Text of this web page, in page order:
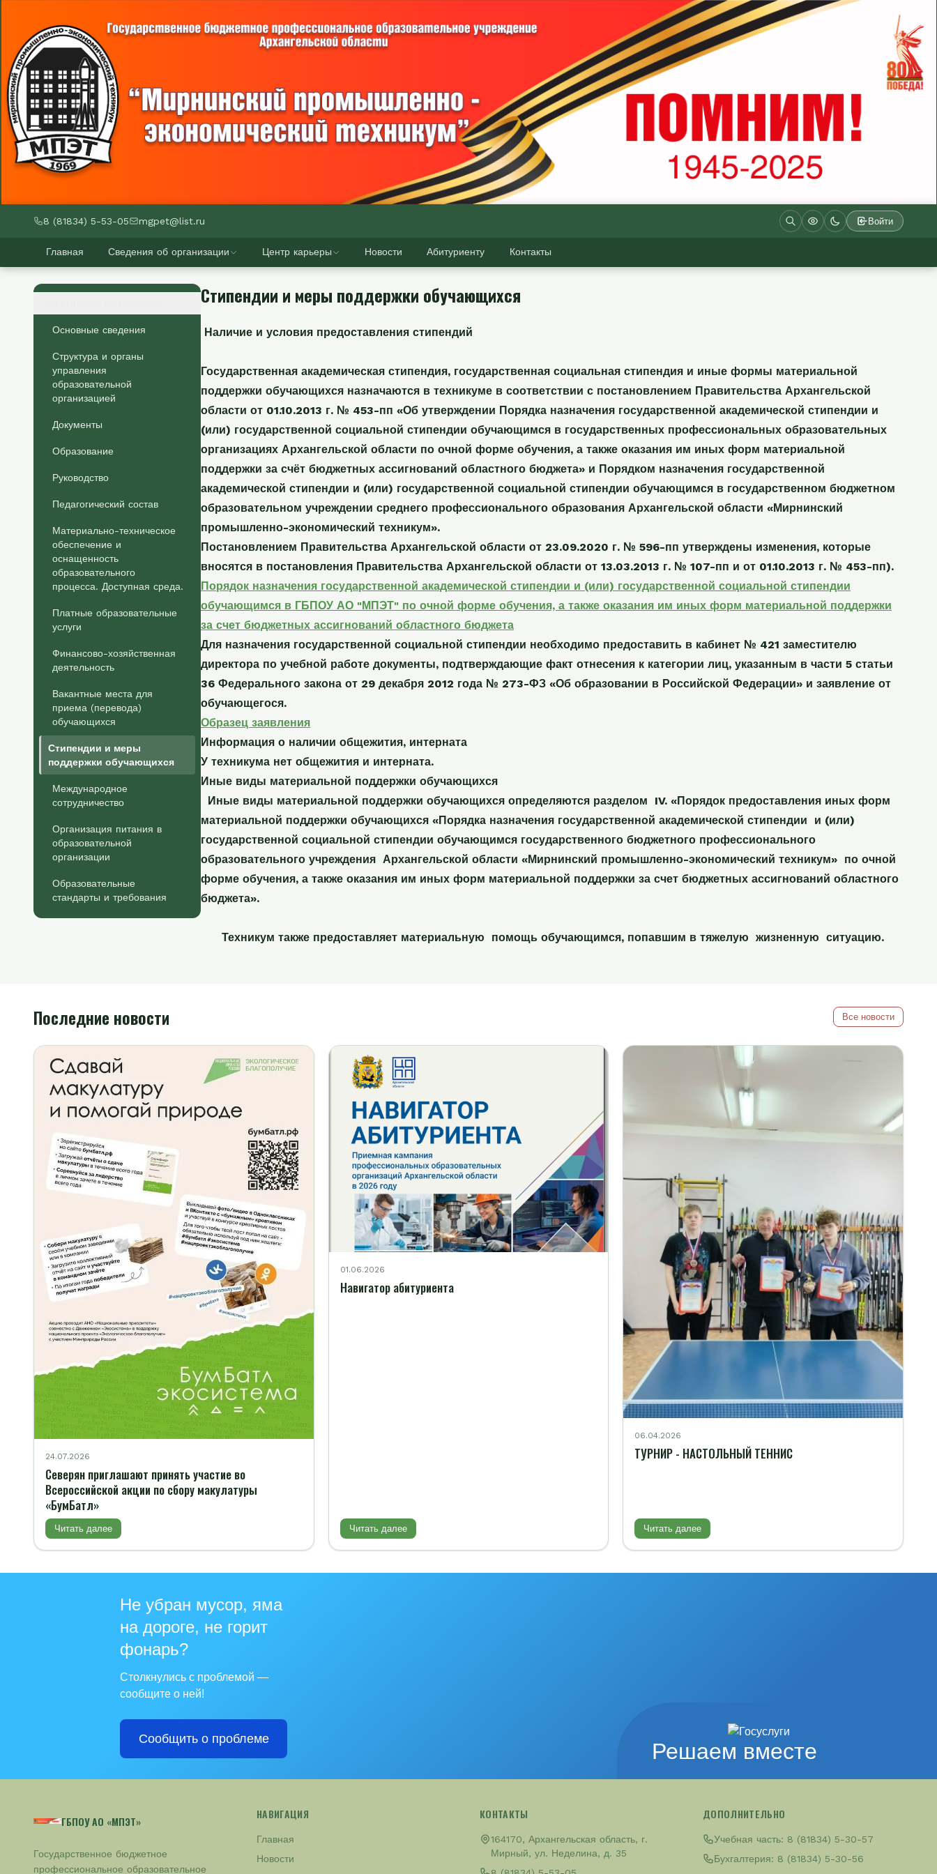
8 (81834) 5-53-05 mgpet@list.ru Войти
Главная Сведения об организации Центр карьеры Новости Абитуриенту Контакты
Основные сведения
Структура и органы
управления
образовательной
организацией
Документы
Образование
Руководство
Педагогический состав
Материально-техническое
обеспечение и
оснащенность
образовательного
процесса. Доступная среда.
Платные образовательные
услуги
Финансово-хозяйственная
деятельность
Вакантные места для
приема (перевода)
обучающихся
Стипендии и меры
поддержки обучающихся
Международное
сотрудничество
Организация питания в
образовательной
организации
Образовательные
стандарты и требования
Стипендии и меры поддержки обучающихся
Наличие и условия предоставления стипендий
Государственная академическая стипендия, государственная социальная стипендия и иные формы материальной
поддержки обучающихся назначаются в техникуме в соответствии с постановлением Правительства Архангельской
области от 01.10.2013 г. № 453-пп «Об утверждении Порядка назначения государственной академической стипендии и
(или) государственной социальной стипендии обучающимся в государственных профессиональных образовательных
организациях Архангельской области по очной форме обучения, а также оказания им иных форм материальной
поддержки за счёт бюджетных ассигнований областного бюджета» и Порядком назначения государственной
академической стипендии и (или) государственной социальной стипендии обучающимся в государственном бюджетном
образовательном учреждении среднего профессионального образования Архангельской области «Мирнинский
промышленно-экономический техникум».
Постановлением Правительства Архангельской области от 23.09.2020 г. № 596-пп утверждены изменения, которые
вносятся в постановления Правительства Архангельской области от 13.03.2013 г. № 107-пп и от 01.10.2013 г. № 453-пп).
Порядок назначения государственной академической стипендии и (или) государственной социальной стипендии
обучающимся в ГБПОУ АО "МПЭТ" по очной форме обучения, а также оказания им иных форм материальной поддержки
за счет бюджетных ассигнований областного бюджета
Для назначения государственной социальной стипендии необходимо предоставить в кабинет № 421 заместителю
директора по учебной работе документы, подтверждающие факт отнесения к категории лиц, указанным в части 5 статьи
36 Федерального закона от 29 декабря 2012 года № 273-ФЗ «Об образовании в Российской Федерации» и заявление от
обучающегося.
Образец заявления
Информация о наличии общежития, интерната
У техникума нет общежития и интерната.
Иные виды материальной поддержки обучающихся
Иные виды материальной поддержки обучающихся определяются разделом IV. «Порядок предоставления иных форм
материальной поддержки обучающихся «Порядка назначения государственной академической стипендии и (или)
государственной социальной стипендии обучающимся государственного бюджетного профессионального
образовательного учреждения Архангельской области «Мирнинский промышленно-экономический техникум» по очной
форме обучения, а также оказания им иных форм материальной поддержки за счет бюджетных ассигнований областного
бюджета».
Техникум также предоставляет материальную помощь обучающимся, попавшим в тяжелую жизненную ситуацию.
Последние новости Все новости
24.07.2026
Северян приглашают принять участие во
Всероссийской акции по сбору макулатуры
«БумБатл»
Читать далее
01.06.2026
Навигатор абитуриента
Читать далее
06.04.2026
ТУРНИР - НАСТОЛЬНЫЙ ТЕННИС
Читать далее
Решаем вместе
Не убран мусор, яма
на дороге, не горит
фонарь?
Столкнулись с проблемой —
сообщите о ней!
Сообщить о проблеме
ГБПОУ АО «МПЭТ»
Государственное бюджетное
профессиональное образовательное
НАВИГАЦИЯ
Главная
Новости
КОНТАКТЫ
164170, Архангельская область, г.
Мирный, ул. Неделина, д. 35
ДОПОЛНИТЕЛЬНО
Учебная часть: 8 (81834) 5-30-57
Бухгалтерия: 8 (81834) 5-30-56